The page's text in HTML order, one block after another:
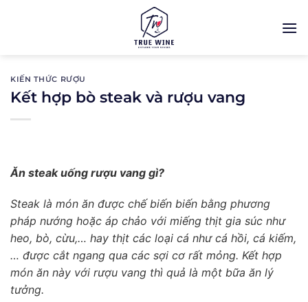
KIẾN THỨC RƯỢU
Kết hợp bò steak và rượu vang
Ăn steak uống rượu vang gì?
Steak là món ăn được chế biến biến bằng phương
pháp nướng hoặc áp chảo với miếng thịt gia súc như
heo, bò, cừu,… hay thịt các loại cá như cá hồi, cá kiếm,
… được cắt ngang qua các sợi cơ rất mỏng. Kết hợp
món ăn này với rượu vang thì quả là một bữa ăn lý
tưởng.